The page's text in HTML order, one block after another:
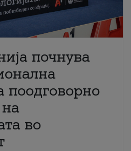
почнува
поодговорно
во